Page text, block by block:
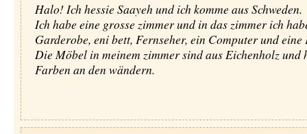
Halo! Ich hessie Saayeh und ich komme aus Schweden.
Ich habe eine grosse zimmer und in das zimmer ich
Garderobe, eni bett, Fernseher, ein Computer und eine
Die Möbel in meinem zimmer sind aus Eichenholz und
Farben an den wändern.